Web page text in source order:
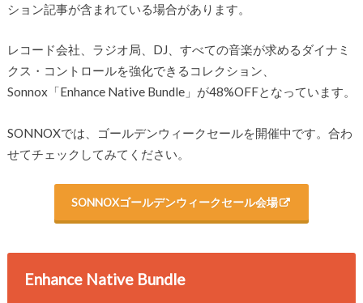
ション記事が含まれている場合があります。
レコード会社、ラジオ局、DJ、すべての音楽が求めるダイナミ
クス・コントロールを強化できるコレクション、
Sonnox「Enhance Native Bundle」が48%OFFとなっています。
SONNOXでは、ゴールデンウィークセールを開催中です。合わ
せてチェックしてみてください。
SONNOXゴールデンウィークセール会場
Enhance Native Bundle